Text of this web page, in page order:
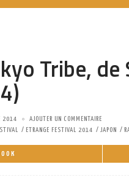
Tribe,
2014
AJOUTER UN COMMENTAIRE
ETRANGE FESTIVAL 2014 JAPON